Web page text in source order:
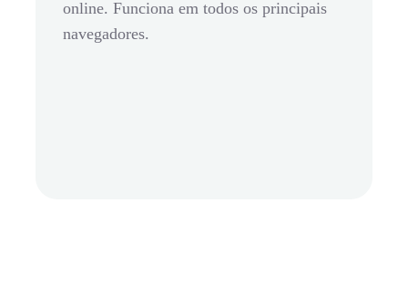
online. Funciona em todos os principais
navegadores.